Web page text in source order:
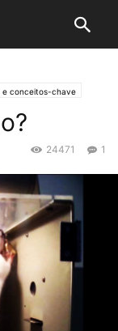
e conceitos-chave
1
24471